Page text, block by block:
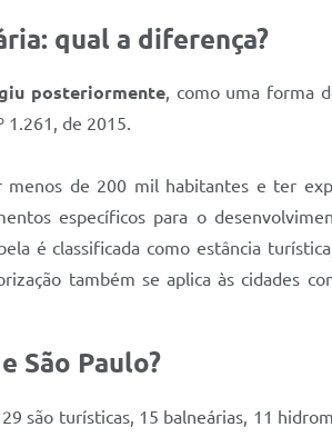
qual a diferença?
posteriormente, como uma forma
1.261, de 2015.
de 200 mil habitantes e ter
específicos para o
é classificada como estância
também se aplica às cidades
São Paulo?
são turísticas, 15 balneárias, 11